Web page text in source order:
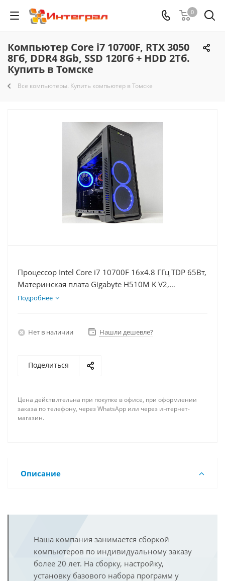
0
Компьютер Core i7 10700F, RTX 3050
8Гб, DDR4 8Gb, SSD 120Гб + HDD 2Тб.
Купить в Томске
Все компьютеры. Купить компьютер в Томске
Процессор Intel Core i7 10700F 16x4.8 ГГц TDP 65Вт,
Материнская плата Gigabyte H510M K V2,
Видеокарта RTX 3050 8Гб, Память DDR4 8Gb,
Подробнее
Нет в наличии Нашли дешевле?
Поделиться
Цена действительна при покупке в офисе, при оформлении
заказа по телефону, через WhatsApp или через интернет-
магазин.
Описание
Наша компания занимается сборкой
компьютеров по индивидуальному заказу
более 20 лет. На сборку, настройку,
установку базового набора программ у